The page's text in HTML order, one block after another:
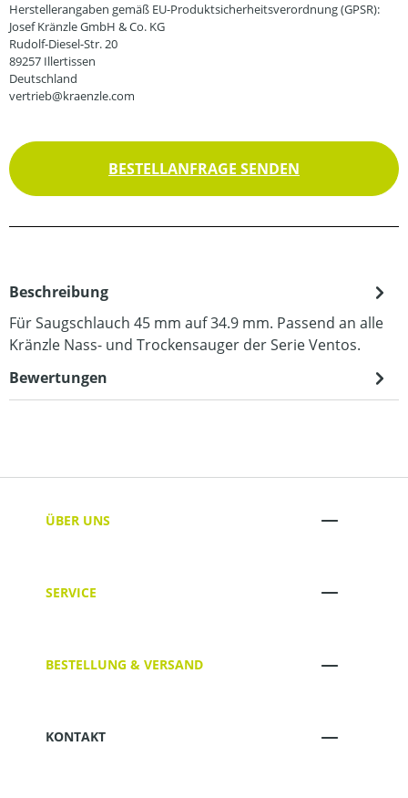
Herstellerangaben gemäß EU-Produktsicherheitsverordnung (GPSR):
Josef Kränzle GmbH & Co. KG
Rudolf-Diesel-Str. 20
89257 Illertissen
Deutschland
vertrieb@kraenzle.com
BESTELLANFRAGE SENDEN
Beschreibung
Für Saugschlauch 45 mm auf 34.9 mm. Passend an alle
Kränzle Nass- und Trockensauger der Serie Ventos.
Bewertungen
ÜBER UNS
SERVICE
BESTELLUNG & VERSAND
KONTAKT